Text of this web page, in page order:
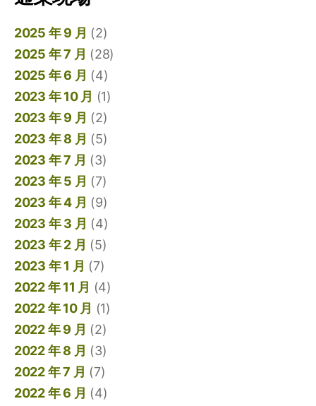
2025 年 9 月 (2)
2025 年 7 月 (28)
2025 年 6 月 (4)
2023 年 10 月 (1)
2023 年 9 月 (2)
2023 年 8 月 (5)
2023 年 7 月 (3)
2023 年 5 月 (7)
2023 年 4 月 (9)
2023 年 3 月 (4)
2023 年 2 月 (5)
2023 年 1 月 (7)
2022 年 11 月 (4)
2022 年 10 月 (1)
2022 年 9 月 (2)
2022 年 8 月 (3)
2022 年 7 月 (7)
2022 年 6 月 (4)